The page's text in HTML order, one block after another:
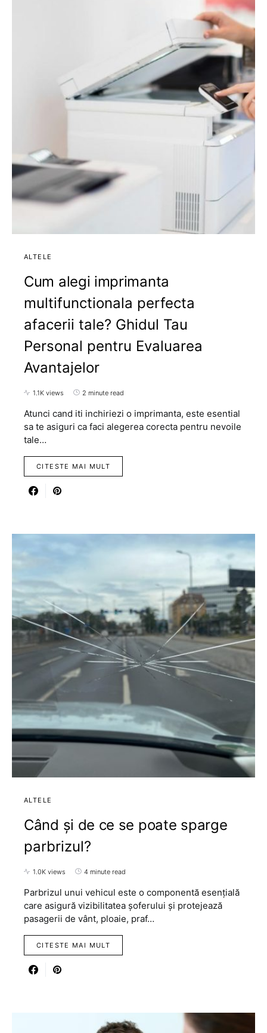
ALTELE
Cum alegi imprimanta
multifunctionala perfecta
afacerii tale? Ghidul Tau
Personal pentru Evaluarea
Avantajelor
1.1K views 2 minute read
Atunci cand iti inchiriezi o imprimanta, este esential
sa te asiguri ca faci alegerea corecta pentru nevoile
tale…
CITESTE MAI MULT
ALTELE
Când și de ce se poate sparge
parbrizul?
1.0K views 4 minute read
Parbrizul unui vehicul este o componentă esențială
care asigură vizibilitatea șoferului și protejează
pasagerii de vânt, ploaie, praf…
CITESTE MAI MULT